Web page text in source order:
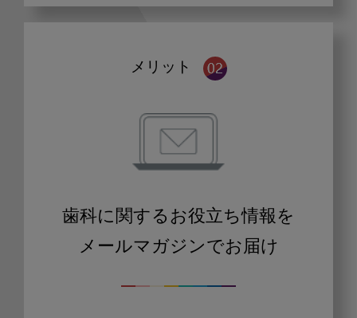
メリット
歯科に関するお役立ち情報を
メールマガジンでお届け